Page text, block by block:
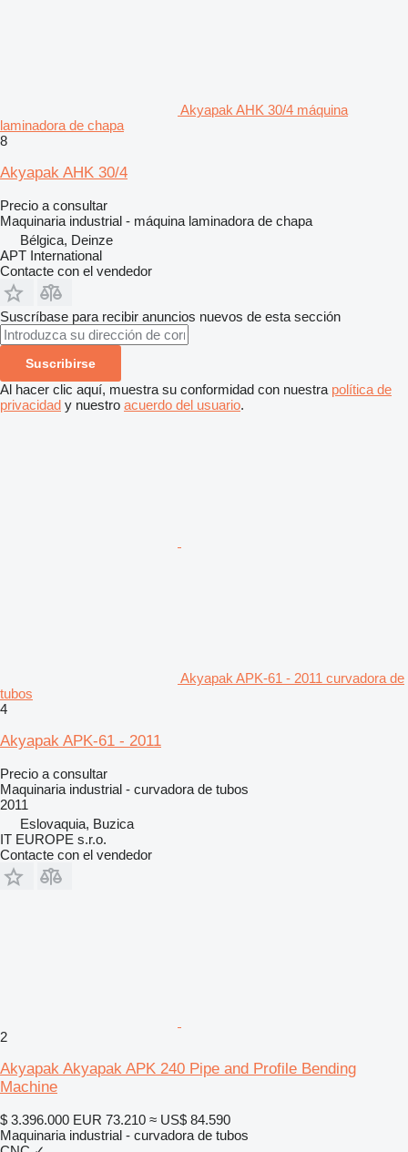
Akyapak AHK 30/4 máquina
laminadora de chapa
8
Akyapak AHK 30/4
Precio a consultar
Maquinaria industrial - máquina laminadora de chapa
Bélgica, Deinze
APT International
Contacte con el vendedor
Suscríbase para recibir anuncios nuevos de esta sección
Suscribirse
Al hacer clic aquí, muestra su conformidad con nuestra política de
privacidad y nuestro acuerdo del usuario.
Akyapak APK-61 - 2011 curvadora de
tubos
4
Akyapak APK-61 - 2011
Precio a consultar
Maquinaria industrial - curvadora de tubos
2011
Eslovaquia, Buzica
IT EUROPE s.r.o.
Contacte con el vendedor
2
Akyapak Akyapak APK 240 Pipe and Profile Bending
Machine
$ 3.396.000 EUR 73.210 ≈ US$ 84.590
Maquinaria industrial - curvadora de tubos